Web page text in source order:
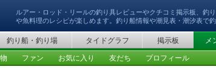
ルアー・ロッド・リールの釣り具レビューやクチコミ掲示板、釣
や魚料理のレシピが楽しめます。釣り船情報や潮見表・潮汐表で
釣り船・釣り場 タイドグラフ 掲示板 メ
ファン お気に入り 友だち プロフィール